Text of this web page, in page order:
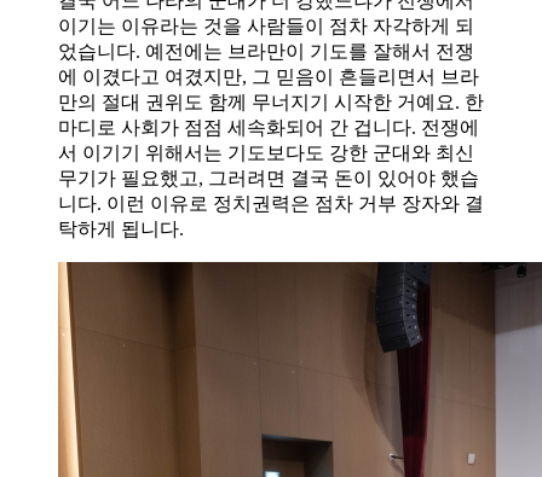
이기는 이유라는 것을 사람들이 점차 자각하게 되
었습니다. 예전에는 브라만이 기도를 잘해서 전쟁
에 이겼다고 여겼지만, 그 믿음이 흔들리면서 브라
만의 절대 권위도 함께 무너지기 시작한 거예요. 한
마디로 사회가 점점 세속화되어 간 겁니다. 전쟁에
서 이기기 위해서는 기도보다도 강한 군대와 최신
무기가 필요했고, 그러려면 결국 돈이 있어야 했습
니다. 이런 이유로 정치권력은 점차 거부 장자와 결
탁하게 됩니다.